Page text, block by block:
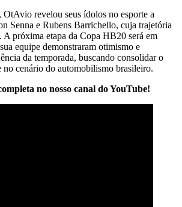
revelou seus ídolos no esporte a
Senna e Rubens Barrichello, cuja trajetória
A próxima etapa da Copa HB20 será em
equipe demonstraram otimismo e
da temporada, buscando consolidar o
cenário do automobilismo brasileiro.
no nosso canal do YouTube!